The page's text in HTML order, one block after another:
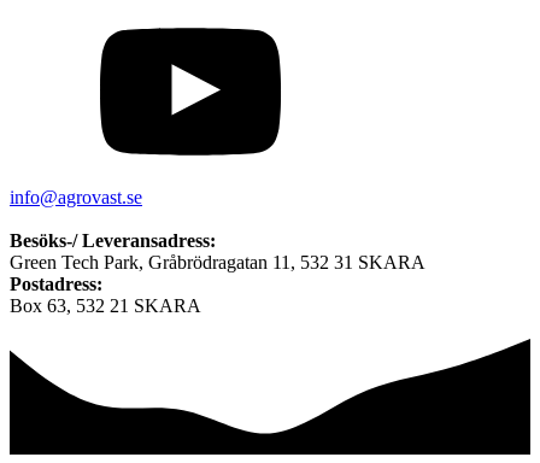
info@agrovast.se
Besöks-/ Leveransadress:
Green Tech Park, Gråbrödragatan 11, 532 31 SKARA
Postadress:
Box 63, 532 21 SKARA